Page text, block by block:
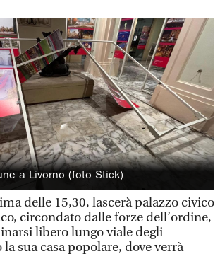
a Livorno (foto Stick)
delle 15,30, lascerà palazzo civico
circondato dalle forze dell’ordine,
libero lungo viale degli
sua casa popolare, dove verrà